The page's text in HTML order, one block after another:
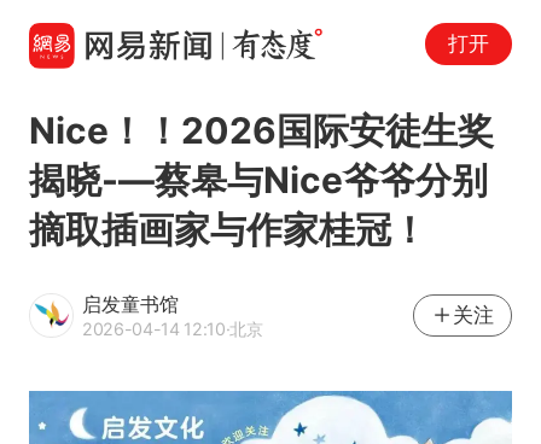
打开
Nice！！2026国际安徒生奖
揭晓-—蔡皋与Nice爷爷分别
摘取插画家与作家桂冠！
启发童书馆
2026-04-14 12:10·北京
关注